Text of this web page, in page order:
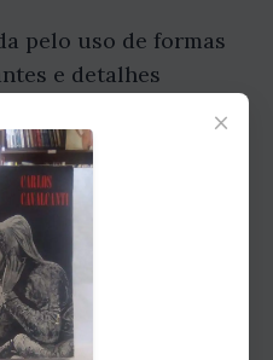
pelo uso de formas
e detalhes
os palácios e
dos exemplos mais
movimento artístico
XVIII e início do
se
×